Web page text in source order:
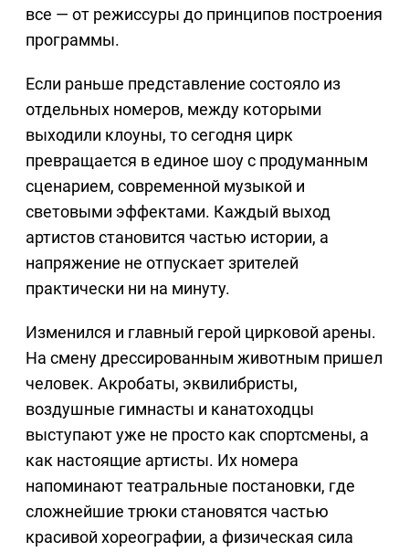
все — от режиссуры до принципов построения
программы.
Если раньше представление состояло из
отдельных номеров, между которыми
выходили клоуны, то сегодня цирк
превращается в единое шоу с продуманным
сценарием, современной музыкой и
световыми эффектами. Каждый выход
артистов становится частью истории, а
напряжение не отпускает зрителей
практически ни на минуту.
Изменился и главный герой цирковой арены.
На смену дрессированным животным пришел
человек. Акробаты, эквилибристы,
воздушные гимнасты и канатоходцы
выступают уже не просто как спортсмены, а
как настоящие артисты. Их номера
напоминают театральные постановки, где
сложнейшие трюки становятся частью
красивой хореографии, а физическая сила